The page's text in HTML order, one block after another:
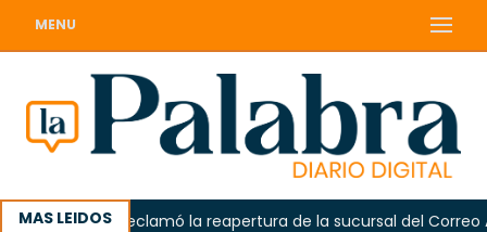
MENU
MAS LEIDOS
Odarda reclamó la reapertura de la sucursal del Correo